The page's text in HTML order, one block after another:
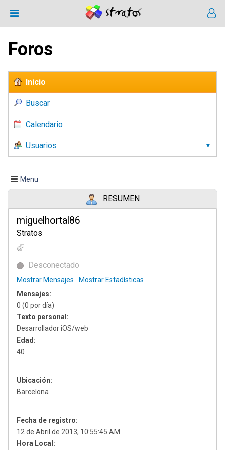
Foros
Inicio
Buscar
Calendario
Usuarios
Menu
RESUMEN
miguelhortal86
Stratos
Desconectado
Mostrar Mensajes
Mostrar Estadísticas
Mensajes:
0 (0 por día)
Texto personal:
Desarrollador iOS/web
Edad:
40
Ubicación:
Barcelona
Fecha de registro:
12 de Abril de 2013, 10:55:45 AM
Hora Local: